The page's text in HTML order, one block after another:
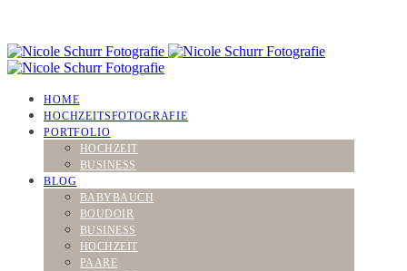
HOME
HOCHZEITSFOTOGRAFIE
PORTFOLIO
HOCHZEIT
BUSINESS
BLOG
BABYBAUCH
BOUDOIR
BUSINESS
HOCHZEIT
PAARE